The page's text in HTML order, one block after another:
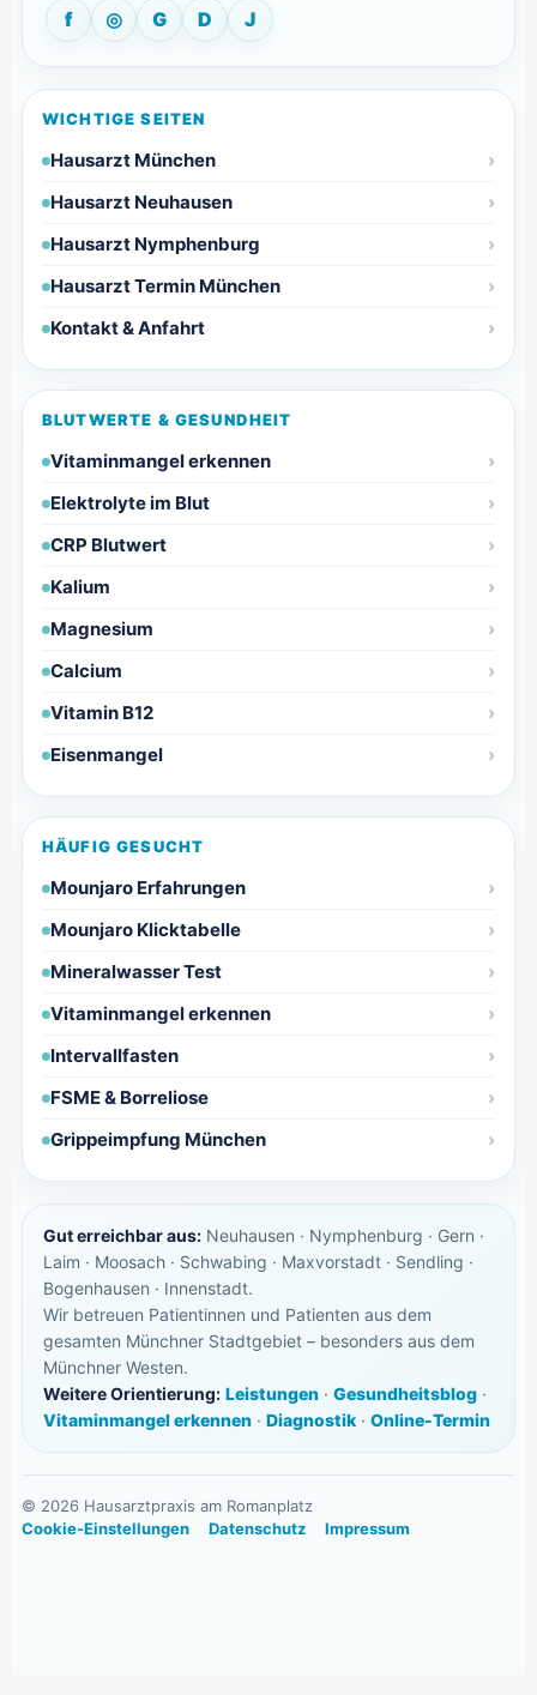
f ◎ G D J
WICHTIGE SEITEN
Hausarzt München
Hausarzt Neuhausen
Hausarzt Nymphenburg
Hausarzt Termin München
Kontakt & Anfahrt
BLUTWERTE & GESUNDHEIT
Vitaminmangel erkennen
Elektrolyte im Blut
CRP Blutwert
Kalium
Magnesium
Calcium
Vitamin B12
Eisenmangel
HÄUFIG GESUCHT
Mounjaro Erfahrungen
Mounjaro Klicktabelle
Mineralwasser Test
Vitaminmangel erkennen
Intervallfasten
FSME & Borreliose
Grippeimpfung München
Gut erreichbar aus:Neuhausen · Nymphenburg · Gern ·
Laim · Moosach · Schwabing · Maxvorstadt · Sendling ·
Bogenhausen · Innenstadt.
Wir betreuen Patientinnen und Patienten aus dem
gesamten Münchner Stadtgebiet – besonders aus dem
Münchner Westen.
Weitere Orientierung: Leistungen· Gesundheitsblog·
Vitaminmangel erkennen· Diagnostik· Online-Termin
© 2026Hausarztpraxis am Romanplatz
Cookie-Einstellungen
Datenschutz Impressum